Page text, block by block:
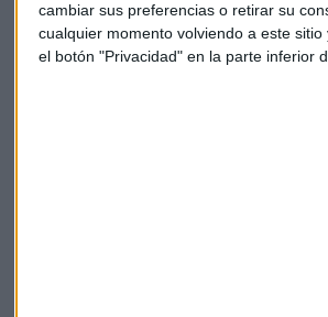
cambiar sus preferencias o retirar su
cualquier momento volviendo a este sitio
el botón "Privacidad" en la parte inferior
La última reunión de Mario Draghi al
próximo octubre. El día 31 de ese mes
puesto. Parece que el banquero central,